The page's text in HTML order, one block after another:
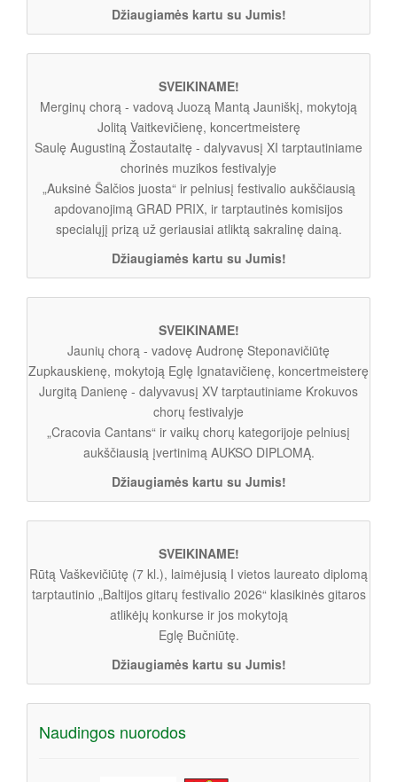
Džiaugiamės kartu su Jumis!
SVEIKINAME!
Merginų chorą - vadovą Juozą Mantą Jauniškį, mokytoją
Jolitą Vaitkevičienę, koncertmeisterę
Saulę Augustiną Žostautaitę - dalyvavusį XI tarptautiniame
chorinės muzikos festivalyje
„Auksinė Šalčios juosta“ ir pelniusį festivalio aukščiausią
apdovanojimą GRAD PRIX, ir tarptautinės komisijos
specialųjį prizą už geriausiai atliktą sakralinę dainą.
Džiaugiamės kartu su Jumis!
SVEIKINAME!
Jaunių chorą - vadovę Audronę Steponavičiūtę
Zupkauskienę, mokytoją Eglę Ignatavičienę, koncertmeisterę
Jurgitą Danienę - dalyvavusį XV tarptautiniame Krokuvos
chorų festivalyje
„Cracovia Cantans“ ir vaikų chorų kategorijoje pelniusį
aukščiausią įvertinimą AUKSO DIPLOMĄ.
Džiaugiamės kartu su Jumis!
SVEIKINAME!
Rūtą Vaškevičiūtę (7 kl.), laimėjusią I vietos laureato diplomą
tarptautinio „Baltijos gitarų festivalio 2026“ klasikinės gitaros
atlikėjų konkurse ir jos mokytoją
Eglę Bučniūtę.
Džiaugiamės kartu su Jumis!
Naudingos nuorodos